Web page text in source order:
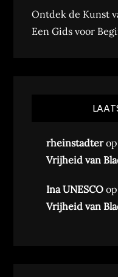
Ontdek de Kunst
Een Gids voor
rheinstadter
Vrijheid van
Ina UNESCO
Vrijheid van